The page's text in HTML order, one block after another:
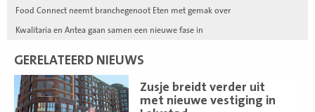
Food Connect neemt branchegenoot Eten met gemak over
Kwalitaria en Antea gaan samen een nieuwe fase in
GERELATEERD NIEUWS
Zusje breidt verder uit
met nieuwe vestiging in
Lees
meer